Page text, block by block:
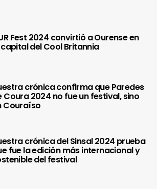
Fest 2024 convirtió a Ourense en
del Cool Britannia
crónica confirma que Paredes
Coura 2024 no fue un festival, sino
Couraíso
crónica del Sinsal 2024 prueba
fue la edición más internacional y
del festival